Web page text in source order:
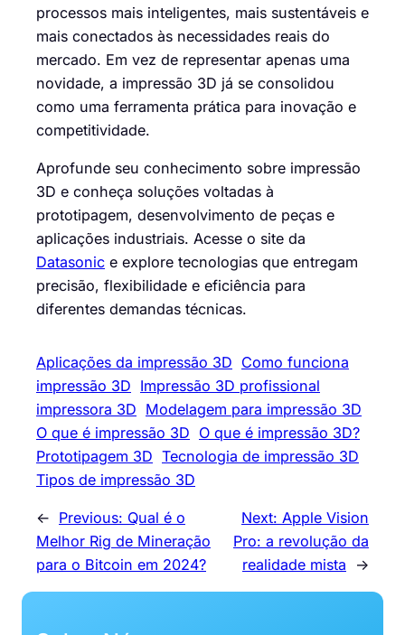
processos mais inteligentes, mais sustentáveis e
mais conectados às necessidades reais do
mercado. Em vez de representar apenas uma
novidade, a impressão 3D já se consolidou
como uma ferramenta prática para inovação e
competitividade.
Aprofunde seu conhecimento sobre impressão
3D e conheça soluções voltadas à
prototipagem, desenvolvimento de peças e
aplicações industriais. Acesse o site da
Datasonic e explore tecnologias que entregam
precisão, flexibilidade e eficiência para
diferentes demandas técnicas.
Aplicações da impressão 3D Como funciona
impressão 3D Impressão 3D profissional
impressora 3D Modelagem para impressão 3D
O que é impressão 3D O que é impressão 3D?
Prototipagem 3D Tecnologia de impressão 3D
Tipos de impressão 3D
← Previous: Qual é o
Melhor Rig de Mineração
para o Bitcoin em 2024?
Next: Apple Vision
Pro: a revolução da
realidade mista
→